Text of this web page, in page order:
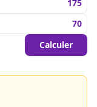
Calculer